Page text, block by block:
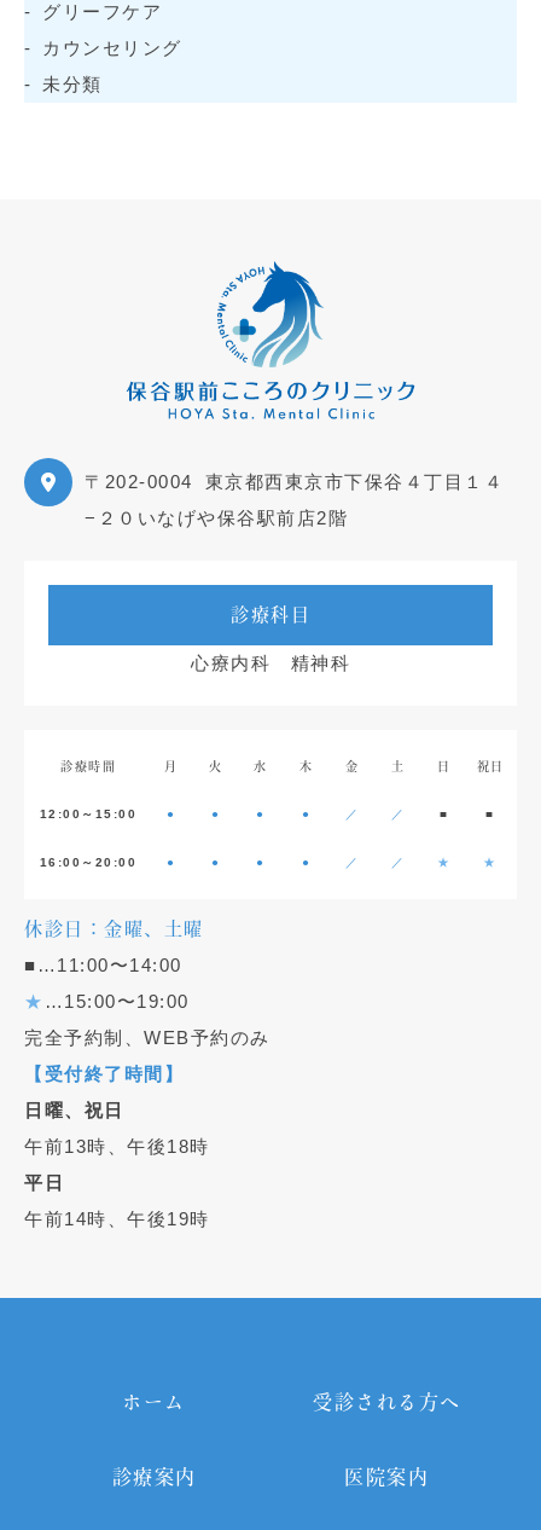
グリーフケア
カウンセリング
未分類
〒202-0004
東京都西東京市下保谷４丁目１４
−２０いなげや保谷駅前店2階
診療科目
心療内科 精神科
診療時間 月 火 水 木 金 土 日 祝日
12:00～15:00 ● ● ● ● ／ ／ ■ ■
16:00～20:00 ● ● ● ● ／ ／ ★ ★
休診日：金曜、土曜
■…11:00〜14:00
★ …15:00〜19:00
完全予約制、WEB予約のみ
【受付終了時間】
日曜、祝日
午前13時、午後18時
平日
午前14時、午後19時
ホーム 受診される方へ
診療案内 医院案内